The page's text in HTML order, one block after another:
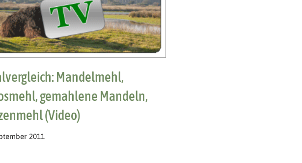
Mandelmehl,
gemahlene Mandeln,
(Video)
2011